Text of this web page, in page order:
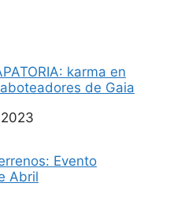
karma en
de Gaia
Evento
Abril